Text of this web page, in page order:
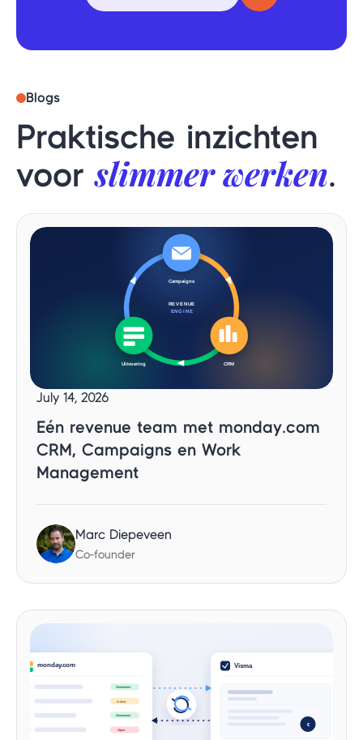
Blogs
Praktische inzichten
voorslimmer werken.
July 14, 2026
Eén revenue team met monday.com
CRM, Campaigns en Work
Management
Marc Diepeveen
Co-founder